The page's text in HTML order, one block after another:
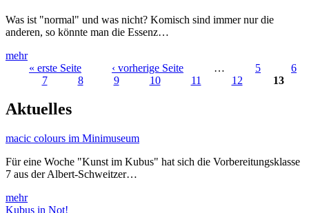
Was ist "normal" und was nicht? Komisch sind immer nur die
anderen, so könnte man die Essenz…
mehr
Seiten
« erste Seite ‹ vorherige Seite … 5
6
7
8 9 10 11 12 13
Aktuelles
macic colours im Minimuseum
Für eine Woche "Kunst im Kubus" hat sich die Vorbereitungsklasse
7 aus der Albert-Schweitzer…
mehr
Kubus in Not!